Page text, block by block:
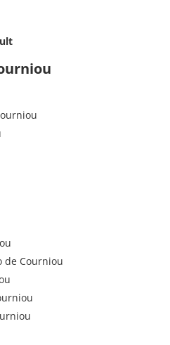
de Courniou